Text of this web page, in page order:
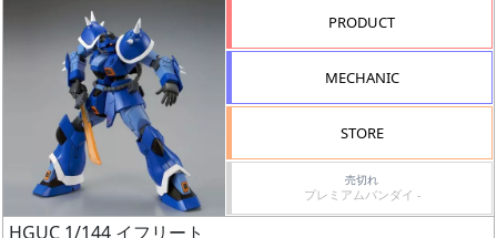
グ
PRODUCT
MECHANIC
STORE
売切れ
プレミアムバンダイ -
HGUC 1/144 イフリート